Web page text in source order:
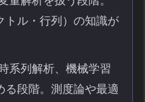
トル・行列）の知識が
系列解析、機械学習
る段階。測度論や最適